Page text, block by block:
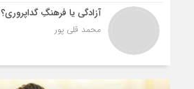
آزادگی یا فرهنگِ گداپروری؟
محمد قلی پور